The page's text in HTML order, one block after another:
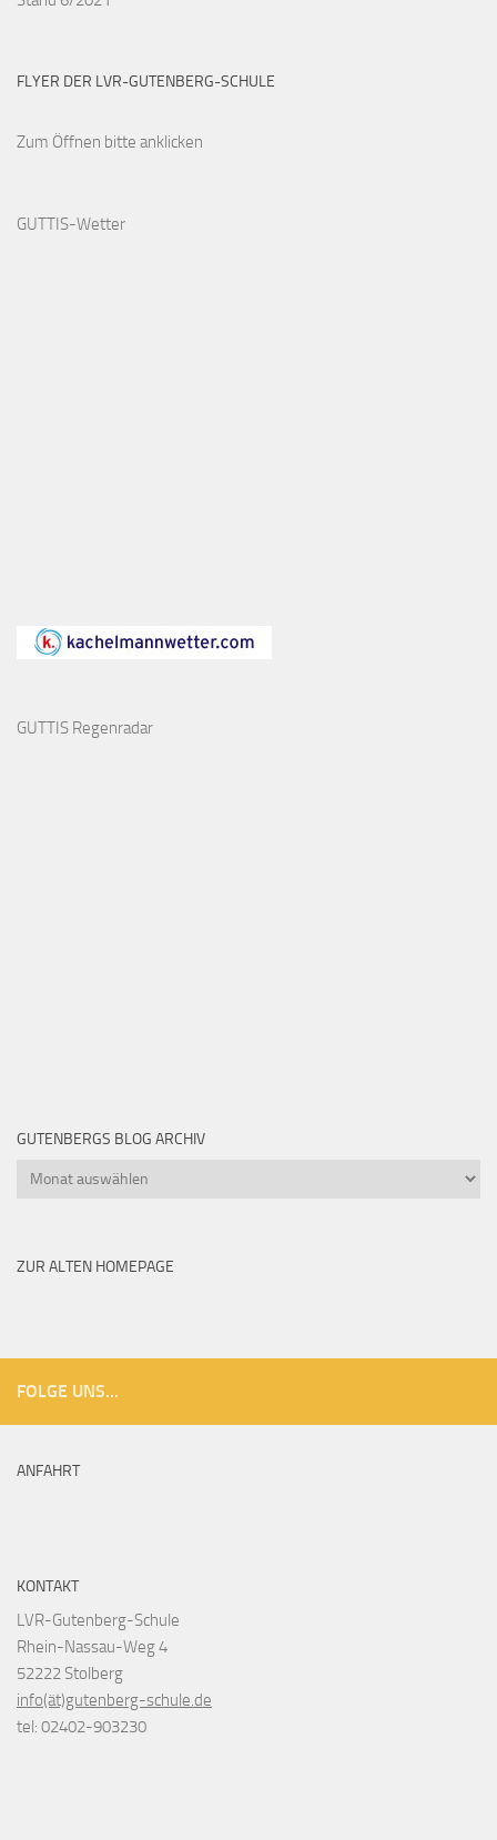
FLYER DER LVR-GUTENBERG-SCHULE
Zum Öffnen bitte anklicken
GUTTIS-Wetter
GUTTIS Regenradar
GUTENBERGS BLOG ARCHIV
Gutenbergs
ZUR ALTEN HOMEPAGE
FOLGE UNS...
ANFAHRT
KONTAKT
LVR-Gutenberg-Schule
Rhein-Nassau-Weg 4
52222 Stolberg
info(ät)gutenberg-schule.de
tel: 02402-903230